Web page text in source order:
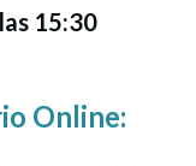
15:30
Online: